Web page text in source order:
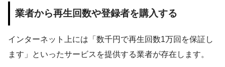
業者から再生回数や登録者を購入する
インターネット上には「数千円で再生回数1万回を保証し
ます」といったサービスを提供する業者が存在します。